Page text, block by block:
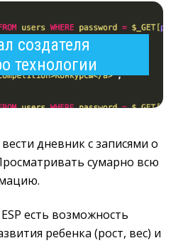
создателя
технологии
дневник с записями о
сумарно всю
есть возможность
ребенка (рост, вес) и